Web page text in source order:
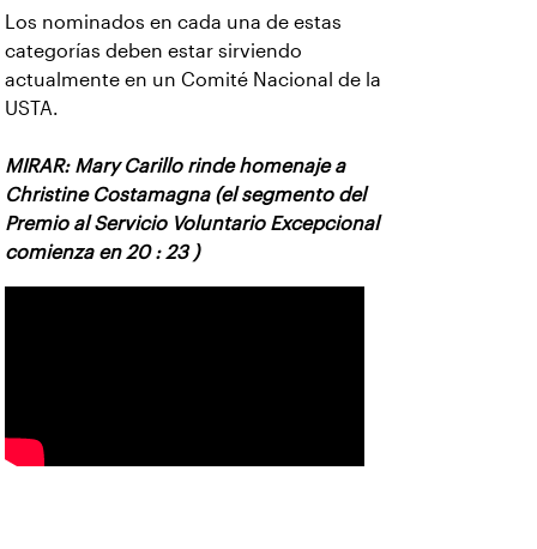
Los nominados en cada una de estas
categorías deben estar sirviendo
actualmente en un Comité Nacional de la
USTA.
MIRAR: Mary Carillo rinde homenaje a
Christine Costamagna (el segmento del
Premio al Servicio Voluntario Excepcional
comienza en 20 : 23 )